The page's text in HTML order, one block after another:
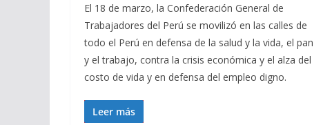
El 18 de marzo, la Confederación General de
Trabajadores del Perú se movilizó en las calles de
todo el Perú en defensa de la salud y la vida, el pan
y el trabajo, contra la crisis económica y el alza del
costo de vida y en defensa del empleo digno.
Leer más